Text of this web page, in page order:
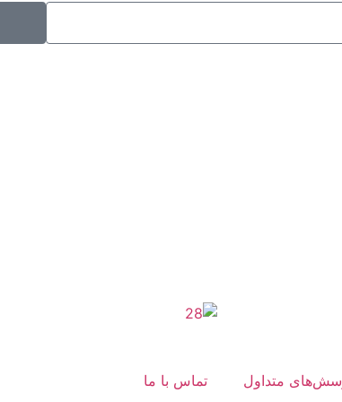
متداول تماس با ما